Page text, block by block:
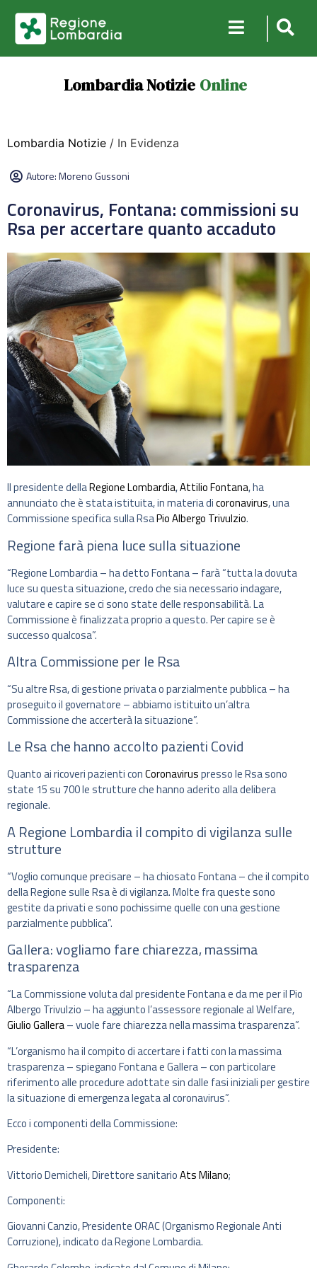
Lombardia Notizie Online
Lombardia Notizie / In Evidenza
Autore:Moreno Gussoni
Coronavirus, Fontana: commissioni su
Rsa per accertare quanto accaduto
Il presidente dellaRegione Lombardia,Attilio Fontana, ha
annunciato che è stata istituita, in materia dicoronavirus, una
Commissione specifica sulla RsaPio Albergo Trivulzio.
Regione farà piena luce sulla situazione
“Regione Lombardia – ha detto Fontana – farà “tutta la dovuta
luce su questa situazione, credo che sia necessario indagare,
valutare e capire se ci sono state delle responsabilità. La
Commissione è finalizzata proprio a questo. Per capire se è
successo qualcosa”.
Altra Commissione per le Rsa
“Su altre Rsa, di gestione privata o parzialmente pubblica – ha
proseguito il governatore – abbiamo istituito un’altra
Commissione che accerterà la situazione”.
Le Rsa che hanno accolto pazienti Covid
Quanto ai ricoveri pazienti conCoronaviruspresso le Rsa sono
state 15 su 700 le strutture che hanno aderito alla delibera
regionale.
A Regione Lombardia il compito di vigilanza sulle
strutture
“Voglio comunque precisare – ha chiosato Fontana – che il compito
della Regione sulle Rsa è di vigilanza. Molte fra queste sono
gestite da privati e sono pochissime quelle con una gestione
parzialmente pubblica”.
Gallera: vogliamo fare chiarezza, massima
trasparenza
“La Commissione voluta dal presidente Fontana e da me per il Pio
Albergo Trivulzio – ha aggiunto l’assessore regionale al Welfare,
Giulio Gallera– vuole fare chiarezza nella massima trasparenza”.
“L’organismo ha il compito di accertare i fatti con la massima
trasparenza – spiegano Fontana e Gallera – con particolare
riferimento alle procedure adottate sin dalle fasi iniziali per gestire
la situazione di emergenza legata al coronavirus”.
Ecco i componenti della Commissione:
Presidente:
Vittorio Demicheli, Direttore sanitarioAts Milano;
Componenti:
Giovanni Canzio, Presidente ORAC (Organismo Regionale Anti
Corruzione), indicato da Regione Lombardia.